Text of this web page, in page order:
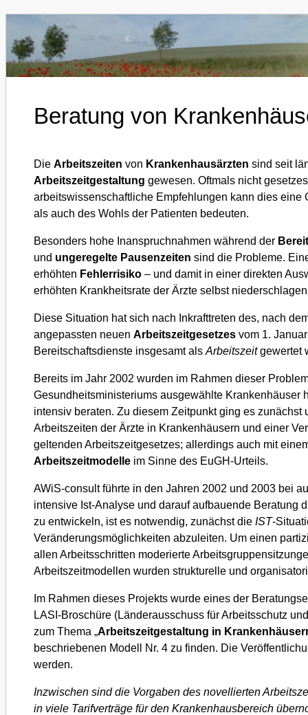
Beratung von
Die Arbeitszeiten von Krankenhausärzten sind seit
Arbeitszeitgestaltung gewesen. Oftmals nicht
arbeitswissenschaftliche Empfehlungen kann dies eine
als auch des Wohls der Patienten bedeuten.
Besonders hohe Inanspruchnahmen während der
und ungeregelte Pausenzeiten sind die Probleme.
erhöhten Fehlerrisiko – und damit in einer direkten
erhöhten Krankheitsrate der Ärzte selbst
Diese Situation hat sich nach Inkrafttreten des, nach
angepassten neuen Arbeitszeitgesetzes vom 1.
Bereitschaftsdienste insgesamt als Arbeitszeitgewertet
Bereits im Jahr 2002 wurden im Rahmen dieser
Gesundheitsministeriums ausgewählte Krankenhäuser
intensiv beraten. Zu diesem Zeitpunkt ging es zunächst
Arbeitszeiten der Ärzte in Krankenhäusern und einer
geltenden Arbeitszeitgesetzes; allerdings auch mit
Arbeitszeitmodelle im Sinne des EuGH-Urteils.
AWiS-consult führte in den Jahren 2002 und 2003 bei
intensive Ist-Analyse und darauf aufbauende Beratung
zu entwickeln, ist es notwendig, zunächst die IST-
Veränderungsmöglichkeiten abzuleiten. Um einen
allen Arbeitsschritten moderierte
Arbeitszeitmodellen wurden strukturelle und
Im Rahmen dieses Projekts wurde eines der
LASI-Broschüre (Länderausschuss für Arbeitsschutz
zum Thema „Arbeitszeitgestaltung in
beschriebenen Modell Nr. 4 zu finden. Die
werden.
Inzwischen sind die Vorgaben des novellierten
in viele Tarifverträge für den Krankenhausbereich